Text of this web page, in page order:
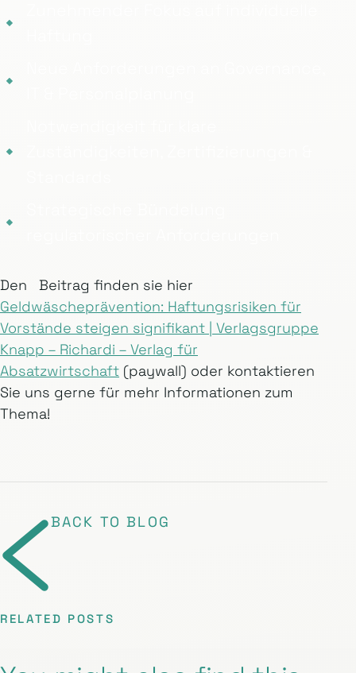
Den Beitrag finden sie hier
Geldwäscheprävention: Haftungsrisiken für
Vorstände steigen signifikant | Verlagsgruppe
Knapp – Richardi – Verlag für
Absatzwirtschaft (paywall) oder kontaktieren
Sie uns gerne für mehr Informationen zum
Thema!
BACK TO BLOG
RELATED POSTS